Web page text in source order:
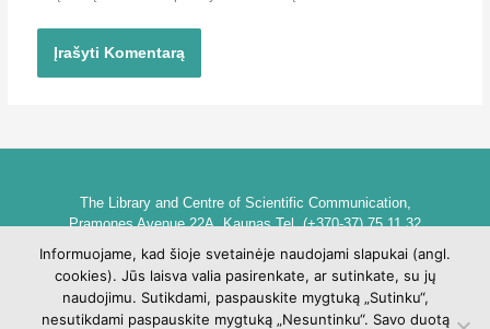
The Library and Centre of Scientific Communication,
Pramones Avenue 22A, Kaunas Tel. (+370-37) 75 11 32
biblioteka@go.kauko.lt
Head of the Library dr. Lina Šarlauskienė
Kauno kolegijos biblioteka ir mokslinės komunikacijos centras,
Pramonės pr. 22A, Kaunas Tel. +370 (37) 75 11 32
Informuojame, kad šioje svetainėje naudojami slapukai (angl.
cookies). Jūs laisva valia pasirenkate, ar sutinkate, su jų
naudojimu. Sutikdami, paspauskite mygtuką „Sutinku“,
nesutikdami paspauskite mygtuką „Nesuntinku“. Savo duotą